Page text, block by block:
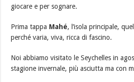
giocare e per sognare.
Prima tappa Mahé, l’isola principale,
perché varia, viva, ricca di fascino.
Noi abbiamo visitato le Seychelles in
stagione invernale, più asciutta ma con